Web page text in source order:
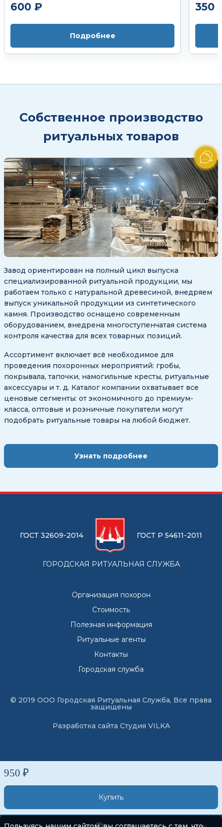
950 ₽
Купить
600 ₽
Подробнее
350
Собственное производство
ритуальных товаров
Завод ориентирован на полный цикл выпуска
специализированной ритуальной продукции, мы
работаем только с натуральной древесиной, внедряем
выпуск уникальной продукции из синтетического
камня. Производство оснащено современным
оборудованием, внедрена многоступенчатая система
контроля качества для всех товарных позиций.
Ассортимент включает всё необходимое для
проведения похоронных мероприятий: гробы,
покрывала, тапочки, намогильные кресты, ритуальные
аксессуары и т. д. Каталог компании охватывает все
ценовые сегменты: от экономичного до премиум-
класса, оптовые и розничные покупатели могут
подобрать ритуальные товары на любой бюджет.
Узнать подробнее
ГОСТ 32609-2014 ГОСТ Р 54611-2011
ГОРОДСКАЯ РИТУАЛЬНАЯ СЛУЖБА
Организация похорон
Стоимость
Полезная информация
Ритуальные агенты
Контакты
Городская служба
© 2019 ООО Городская Ритуальная Служба, Все права
защищены
Разработка сайта Студия VILKA